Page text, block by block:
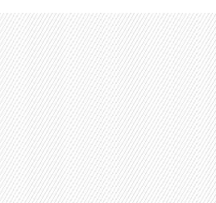
Skip to main content